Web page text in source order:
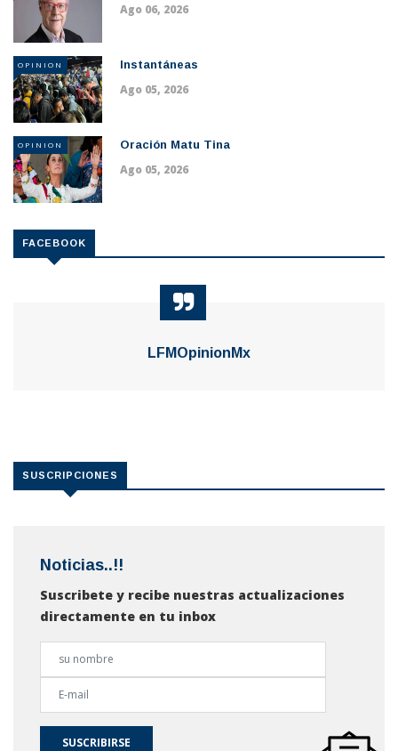
Ago 06, 2026
OPINION Instantáneas
Ago 05, 2026
OPINION Oración Matu Tina
Ago 05, 2026
FACEBOOK
LFMOpinionMx
SUSCRIPCIONES
Noticias..!!
Suscribete y recibe nuestras actualizaciones
directamente en tu inbox
SUSCRIBIRSE